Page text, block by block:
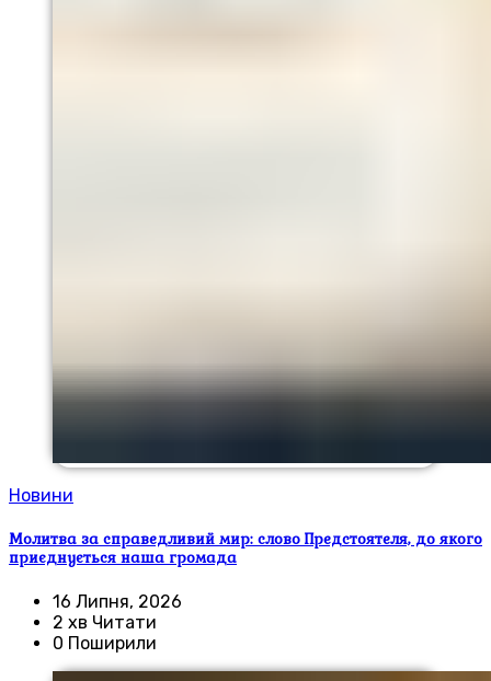
Новини
Молитва за справедливий мир: слово Предстоятеля, до якого
приєднується наша громада
16 Липня, 2026
2 хв Читати
0 Поширили